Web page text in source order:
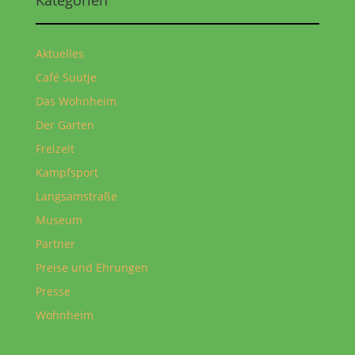
Aktuelles
Café Suutje
Das Wohnheim
Der Garten
Freizeit
Kampfsport
Langsamstraße
Museum
Partner
Preise und Ehrungen
Presse
Wohnheim